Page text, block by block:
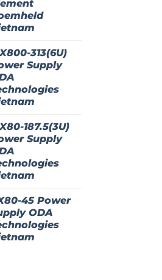
313(6U)
Supply
187.5(3U)
Supply
45 Power
ODA
IMC-101-M-ST Moxa Vietnam